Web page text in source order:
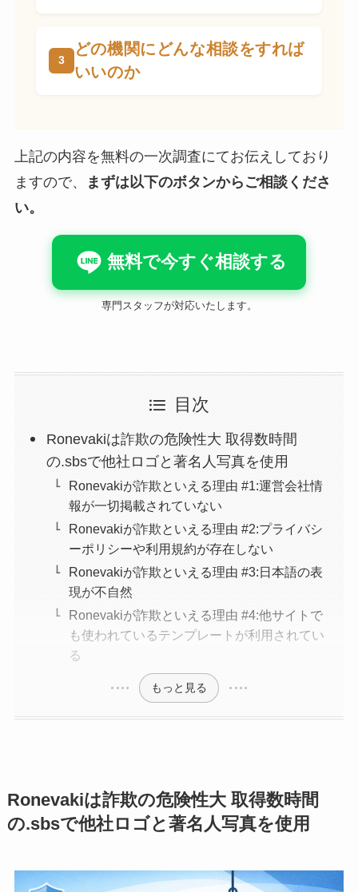
どの機関にどんな相談をすれば
いいのか
上記の内容を無料の一次調査にてお伝えしており
ますので、
まずは以下のボタンからご相談くださ
い。
無料で今すぐ相談する
専門スタッフが対応いたします。
目次
Ronevakiは詐欺の危険性大 取得数時間
の.sbsで他社ロゴと著名人写真を使用
Ronevakiが詐欺といえる理由 #1:運営会社情
報が一切掲載されていない
Ronevakiが詐欺といえる理由 #2:プライバシ
ーポリシーや利用規約が存在しない
Ronevakiが詐欺といえる理由 #3:日本語の表
現が不自然
Ronevakiが詐欺といえる理由 #4:他サイトで
も使われているテンプレートが利用されてい
る
もっと見る
Ronevakiは詐欺の危険性大 取得数時間
の.sbsで他社ロゴと著名人写真を使用